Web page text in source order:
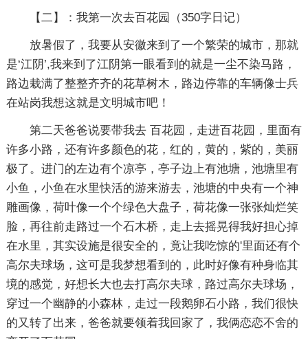
【二】：我第一次去百花园 （350字日记）
放暑假了，我要从安徽来到了一个繁荣的城市，那就
是‘江阴’,我来到了江阴第一眼看到的就是一尘不染马路，
路边栽满了整整齐齐的花草树木，路边停靠的车辆像士兵
在站岗我想这就是文明城市吧！
第二天爸爸说要带我去 百花园，走进百花园，里面有
许多小路，还有许多颜色的花，红的，黄的，紫的，美丽
极了。进门的左边有个凉亭，亭子边上有池塘，池塘里有
小鱼，小鱼在水里快活的游来游去，池塘的中央有一个神
雕画像，荷叶像一个个绿色大盘子，荷花像一张张灿烂笑
脸，再往前走路过一个石木桥，走上去摇晃得我好担心掉
在水里，其实设施是很安全的，竟让我吃惊的'里面还有个
高尔夫球场，这可是我梦想看到的，此时好像有种身临其
境的感觉，好想长大也去打高尔夫球，路过高尔夫球场，
穿过一个幽静的小森林，走过一段鹅卵石小路，我们很快
的又转了出来，爸爸就要领着我回家了，我俩恋恋不舍的